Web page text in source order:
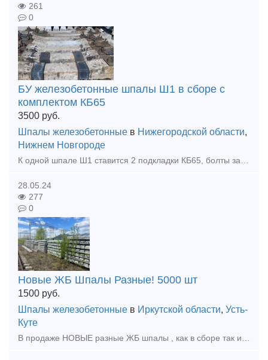
261
0
БУ железобетонные шпалы Ш1 в сборе с
комплектом КБ65
3500 руб.
Шпалы железобетонные в Нижегородской области,
Нижнем Новгороде
К одной шпале Ш1 ставится 2 подкладки КБ65, болты закладные, болты клеммные и прокладки к ним 328 и 143(74) (все Б/У) Есть возможность поставить с новыми прокладками, цена увеличится но зато понадежн
28.05.24
277
0
Новые ЖБ Шпалы Разные! 5000 шт
1500 руб.
Шпалы железобетонные в Иркутской области, Усть-
Куте
В продаже НОВЫЕ разные ЖБ шпалы , как в сборе так и нет ! так же имееются рельсошпальные решетки , Шумопоглощающие панели ЖД панели НОВЫЕ! И остальное жд имущество! Самовывоз Иркутская область!